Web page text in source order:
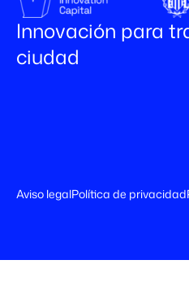
Innovación para
ciudad
Aviso legalPolítica de privacidad